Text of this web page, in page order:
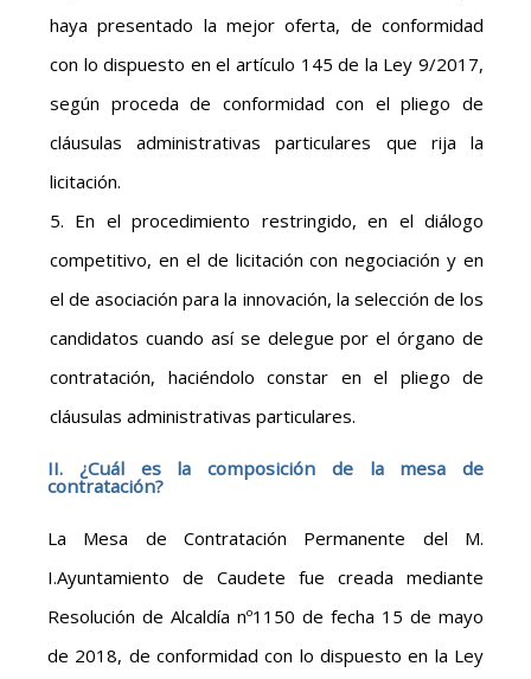
haya presentado la mejor oferta, de conformidad
con lo dispuesto en el artículo 145 de la Ley 9/2017,
según proceda de conformidad con el pliego de
cláusulas administrativas particulares que rija la
licitación.
En el procedimiento restringido, en el diálogo
competitivo, en el de licitación con negociación y en
el de asociación para la innovación, la selección de los
candidatos cuando así se delegue por el órgano de
contratación, haciéndolo constar en el pliego de
cláusulas administrativas particulares.
II. ¿Cuál es la composición de la mesa de
contratación?
La Mesa de Contratación Permanente del M.
I.Ayuntamiento de Caudete fue creada mediante
Resolución de Alcaldía nº1150 de fecha 15 de mayo
de 2018, de conformidad con lo dispuesto en la Ley